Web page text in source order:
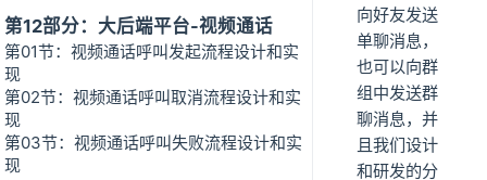
第12部分：大后端平台-视频通话
第01节：视频通话呼叫发起流程设计和实
现
第02节：视频通话呼叫取消流程设计和实
现
第03节：视频通话呼叫失败流程设计和实
现
向好友发送
单聊消息，
也可以向群
组中发送群
聊消息，并
且我们设计
和研发的分